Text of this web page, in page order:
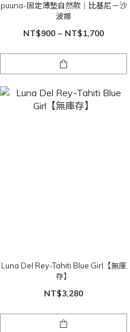
puuna-固定薄墊自然款｜比基尼－沙
波娜
NT$900 ~ NT$1,700
Luna Del Rey-Tahiti Blue Girl【無庫
存】
NT$3,280